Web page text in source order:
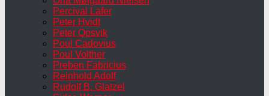
Percival Lafer
Peter Hvidt
Peter Opsvik
Poul Cadovius
Poul Volther
Preben Fabricius
Reinhold Adolf
Rudolf B. Glatzel